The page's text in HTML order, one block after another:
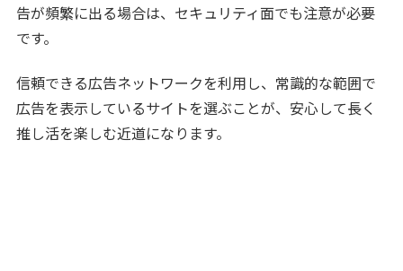
告が頻繁に出る場合は、セキュリティ面でも注意が必要
です。
信頼できる広告ネットワークを利用し、常識的な範囲で
広告を表示しているサイトを選ぶことが、安心して長く
推し活を楽しむ近道になります。